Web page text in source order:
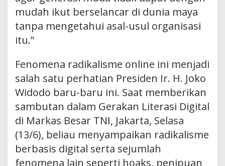
mudah ikut berselancar di dunia maya
tanpa mengetahui asal-usul organisasi
itu.”
Fenomena radikalisme online ini menjadi
salah satu perhatian Presiden Ir. H. Joko
Widodo baru-baru ini. Saat memberikan
sambutan dalam Gerakan Literasi Digital
di Markas Besar TNI, Jakarta, Selasa
(13/6), beliau menyampaikan radikalisme
berbasis digital serta sejumlah
fenomena lain seperti hoaks, penipuan